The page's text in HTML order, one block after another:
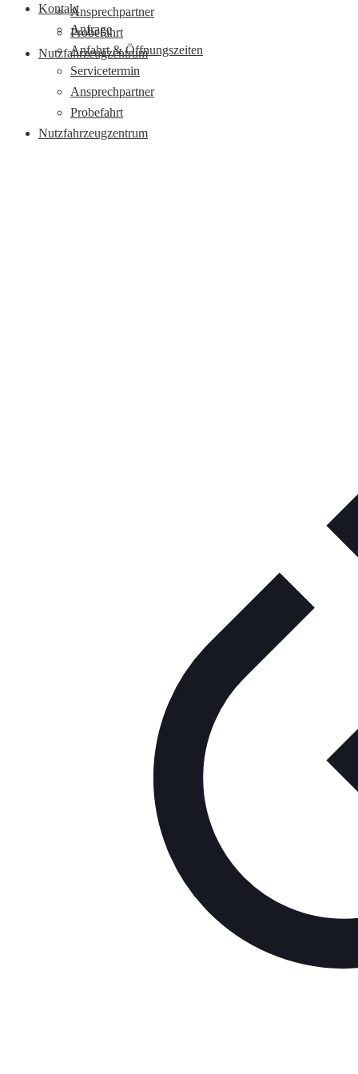
Ansprechpartner
Probefahrt
Nutzfahrzeugzentrum
Kontakt
Anfrage
Anfahrt & Öffnungszeiten
Servicetermin
Ansprechpartner
Probefahrt
Nutzfahrzeugzentrum